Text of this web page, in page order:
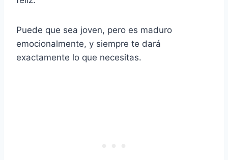
Puede que sea joven, pero es maduro
emocionalmente, y siempre te dará
exactamente lo que necesitas.